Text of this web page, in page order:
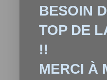
BESOIN
TOP DE
!!
MERCI À